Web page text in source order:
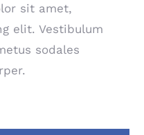
sit amet,
elit. Vestibulum
sodales